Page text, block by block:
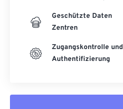
Geschützte Daten
Zentren
Zugangskontrolle und
Authentifizierung